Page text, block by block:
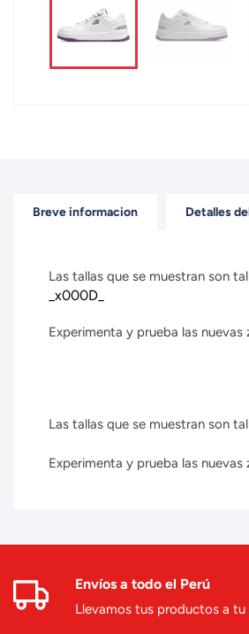
Breve informacion Detalles
Las tallas que se muestran son
_x000D_
Experimenta y prueba las
Las tallas que se muestran son
Experimenta y prueba las
Envíos a todo el Perú
Llevamos tus productos a tu